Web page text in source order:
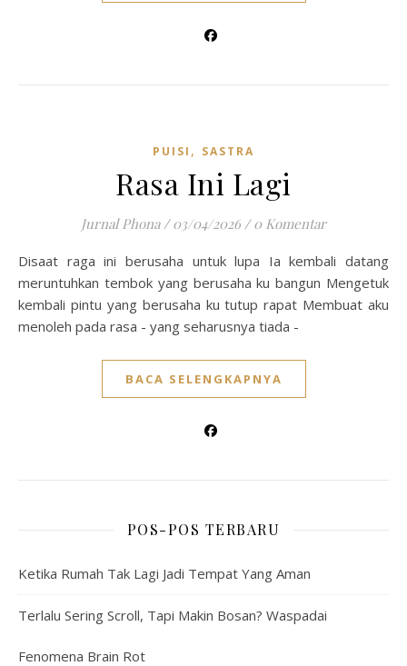
PUISI , SASTRA
Rasa Ini Lagi
Jurnal Phona / 03/04/2026 / 0 Komentar
Disaat raga ini berusaha untuk lupa Ia kembali datang
meruntuhkan tembok yang berusaha ku bangun Mengetuk
kembali pintu yang berusaha ku tutup rapat Membuat aku
menoleh pada rasa - yang seharusnya tiada -
BACA SELENGKAPNYA
POS-POS TERBARU
Ketika Rumah Tak Lagi Jadi Tempat Yang Aman
Terlalu Sering Scroll, Tapi Makin Bosan? Waspadai
Fenomena Brain Rot